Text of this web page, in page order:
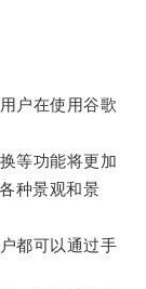
户在使用谷歌
等功能将更加
种景观和景
都可以通过手